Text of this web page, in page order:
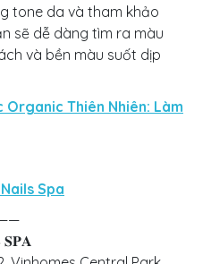
tone da và tham khảo
sẽ dễ dàng tìm ra màu
và bền màu suốt dịp
Organic Thiên Nhiên: Làm
Spa